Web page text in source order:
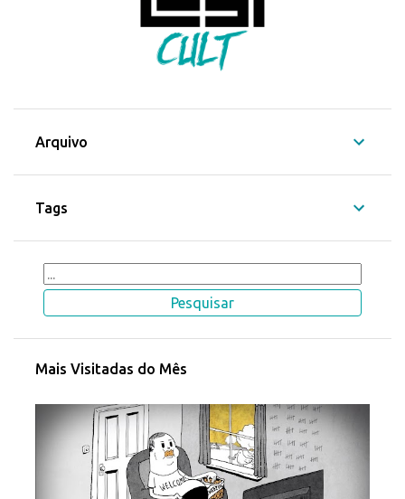
Arquivo
Tags
Mais Visitadas do Mês